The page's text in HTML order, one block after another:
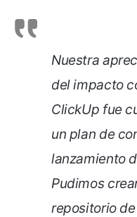
Nuestra
del impacto
ClickUp fue
un plan de
lanzamiento
Pudimos
repositorio